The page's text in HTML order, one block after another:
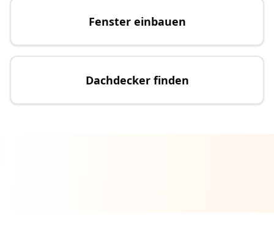
Fenster einbauen
Dachdecker finden